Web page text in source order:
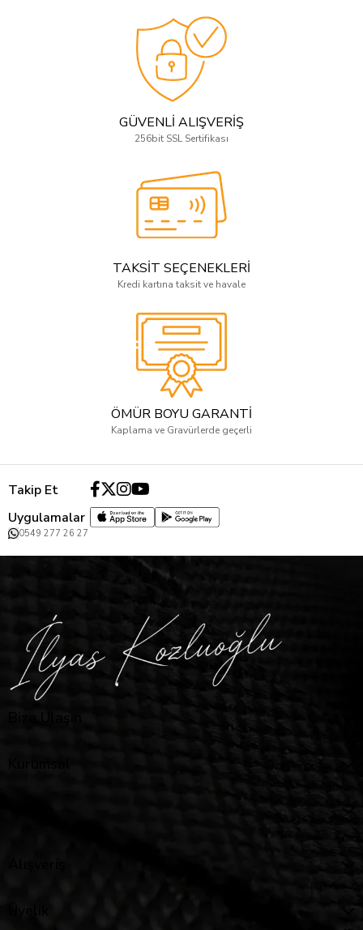
GÜVENLİ ALIŞVERİŞ
256bit SSL Sertifikası
TAKSİT SEÇENEKLERİ
Kredi kartına taksit ve havale
ÖMÜR BOYU GARANTİ
Kaplama ve Gravürlerde geçerli
Takip Et
Uygulamalar
0549 277 26 27